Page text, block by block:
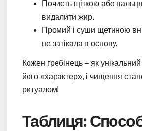
Почисть щіткою або
видалити жир.
Промий і суши щетиною
не затікала в основу.
Кожен гребінець – як унікальний
його «характер», і чищення
ритуалом!
Таблиця: